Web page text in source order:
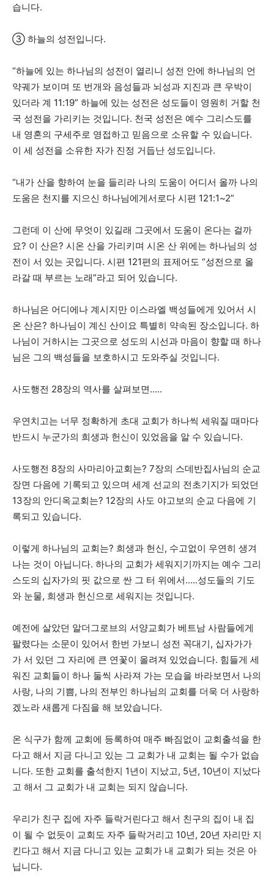
습니다.
③ 하늘의 성전입니다.
“하늘에 있는 하나님의 성전이 열리니 성전 안에 하나님의 언
약궤가 보이며 또 번개와 음성들과 뇌성과 지진과 큰 우박이
있더라 계 11:19” 하늘에 있는 성전은 성도들이 영원히 거할 천
국 성전을 가리키는 것입니다. 천국 성전은 예수 그리스도를
내 영혼의 구세주로 영접하고 믿음으로 소유할 수 있습니다.
이 세 성전을 소유한 자가 진정 거듭난 성도입니다.
“내가 산을 향하여 눈을 들리라 나의 도움이 어디서 올까 나의
도움은 천지를 지으신 하나님에게서로다 시편 121:1~2”
그런데 이 산에 무엇이 있길래 그곳에서 도움이 온다는 걸까
요? 이 산은? 시온 산을 가리키며 시온 산 위에는 하나님의 성
전이 서 있는 곳입니다. 시편 121편의 표제어도 “성전으로 올
라갈 때 부르는 노래”라고 되어 있습니다.
하나님은 어디에나 계시지만 이스라엘 백성들에게 있어서 시
온 산은? 하나님이 계신 산이요 특별히 약속된 장소입니다. 하
나님이 거하시는 그곳으로 성도의 시선과 마음이 향할 때 하나
님은 그의 백성들을 보호하시고 도와주실 것입니다.
사도행전 28장의 역사를 살펴보면…..
우연치고는 너무 정확하게 초대 교회가 하나씩 세워질 때마다
반드시 누군가의 희생과 헌신이 있었음을 알 수 있습니다.
사도행전 8장의 사마리아교회는? 7장의 스데반집사님의 순교
장면 다음에 기록되고 있으며 세계 선교의 전초기지가 되었던
13장의 안디옥교회는? 12장의 사도 야고보의 순교 다음에 기
록되고 있습니다.
이렇게 하나님의 교회는? 희생과 헌신, 수고없이 우연히 생겨
나는 것이 아닙니다. 하나의 교회가 세워지기까지는 예수 그리
스도의 십자가의 핏 값으로 싼 그 터 위에서…..성도들의 기도
와 눈물, 희생과 헌신으로 세워지는 것입니다.
예전에 살았던 알더그로브의 서양교회가 베트남 사람들에게
팔렸다는 소문이 있어서 한번 가보니 성전 꼭대기, 십자가가
가 서 있던 그 자리에 큰 연꽃이 올려져 있었습니다. 힘들게 세
워진 교회들이 하나 둘씩 사라져 가는 모습을 바라보면서 나의
사랑, 나의 기쁨, 나의 전부인 하나님의 교회를 더욱 더 사랑하
겠노라 새롭게 다짐을 해 보았습니다.
온 식구가 함께 교회에 등록하여 매주 빠짐없이 교회출석을 한
다고 해서 지금 다니고 있는 그 교회가 내 교회는 될 수가 없습
니다. 또한 교회를 출석한지 1년이 지났고, 5년, 10년이 지났다
고 해서 그 교회가 내 교회는 되지 않습니다.
우리가 친구 집에 자주 들락거린다고 해서 친구의 집이 내 집
이 될 수 없듯이 교회도 자주 들락거리고 10년, 20년 자리만 지
킨다고 해서 지금 다니고 있는 교회가 내 교회가 되는 것은 아
닙니다.